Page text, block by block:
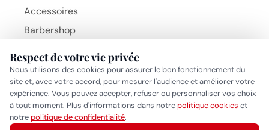
Accessoires
Barbershop
BaByliss Pro
Gammapiu
Respect de votre vie privée
Nous utilisons des cookies pour assurer le bon fonctionnement du
site et, avec votre accord, pour mesurer l'audience et améliorer votre
expérience. Vous pouvez accepter, refuser ou personnaliser vos choix
à tout moment. Plus d'informations dans notrepolitique cookies et
notrepolitique de confidentialité.
Beauty Hair Products
Réponse généralement sous quelques heures